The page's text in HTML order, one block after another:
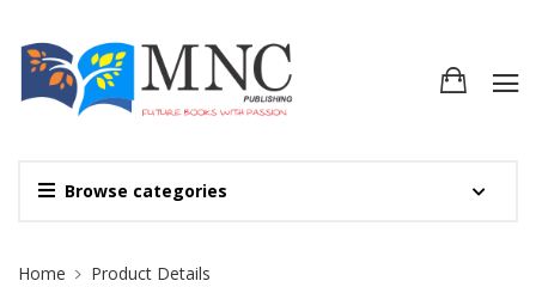
Browse categories
Site Breadcrumb
Home Product Details